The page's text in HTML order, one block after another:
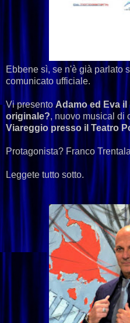
Ebbene sì, se n'è già parlato
comunicato ufficiale.
Vi presentoAdamo ed Eva
originale?, nuovo musical di
Viareggio presso il Teatro
Protagonista? Franco
Leggete tutto sotto.